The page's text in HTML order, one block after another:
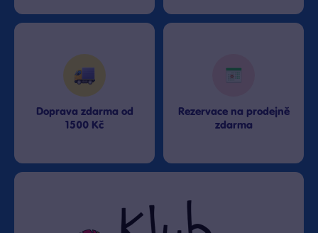
Doprava zdarma od
1500 Kč
Rezervace na prodejně
zdarma